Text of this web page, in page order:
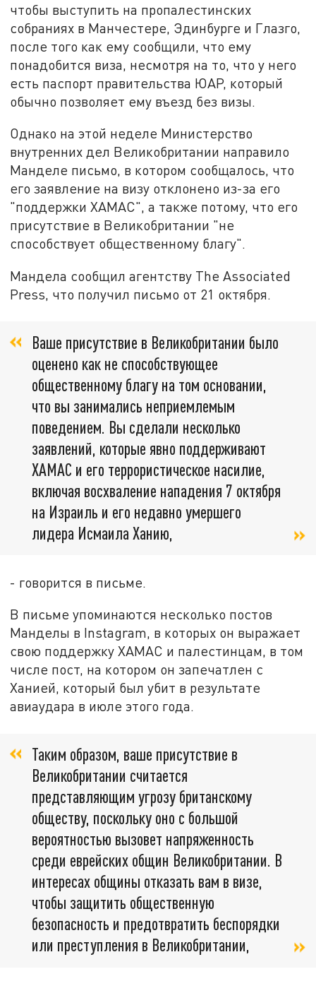
чтобы выступить на пропалестинских
собраниях в Манчестере, Эдинбурге и Глазго,
после того как ему сообщили, что ему
понадобится виза, несмотря на то, что у него
есть паспорт правительства ЮАР, который
обычно позволяет ему въезд без визы.
Однако на этой неделе Министерство
внутренних дел Великобритании направило
Манделе письмо, в котором сообщалось, что
его заявление на визу отклонено из-за его
"поддержки ХАМАС", а также потому, что его
присутствие в Великобритании "не
способствует общественному благу".
Мандела сообщил агентству The Associated
Press, что получил письмо от 21 октября.
Ваше присутствие в Великобритании было
оценено как не способствующее
общественному благу на том основании,
что вы занимались неприемлемым
поведением. Вы сделали несколько
заявлений, которые явно поддерживают
ХАМАС и его террористическое насилие,
включая восхваление нападения 7 октября
на Израиль и его недавно умершего
лидера Исмаила Ханию,
- говорится в письме.
В письме упоминаются несколько постов
Манделы в Instagram, в которых он выражает
свою поддержку ХАМАС и палестинцам, в том
числе пост, на котором он запечатлен с
Ханией, который был убит в результате
авиаудара в июле этого года.
Таким образом, ваше присутствие в
Великобритании считается
представляющим угрозу британскому
обществу, поскольку оно с большой
вероятностью вызовет напряженность
среди еврейских общин Великобритании. В
интересах общины отказать вам в визе,
чтобы защитить общественную
безопасность и предотвратить беспорядки
или преступления в Великобритании,